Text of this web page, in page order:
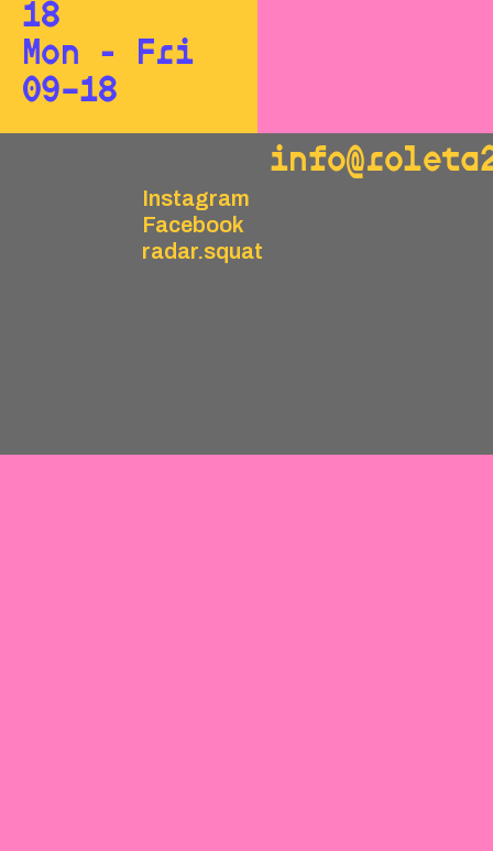
18
Mon - Fri
09–18
Instagram
Facebook
radar.squat